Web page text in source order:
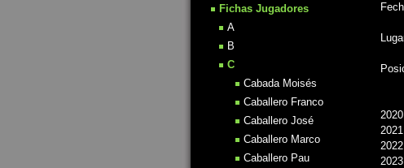
2020
2021
2022
2023
Fichas Jugadores
A
B
C
Cabada Moisés
Caballero Franco
Caballero José
Caballero Marco
Caballero Pau